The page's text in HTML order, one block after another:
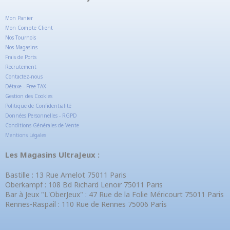
Mon Panier
Mon Compte Client
Nos Tournois
Nos Magasins
Frais de Ports
Recrutement
Contactez-nous
Détaxe - Free TAX
Gestion des Cookies
Politique de Confidentialité
Données Personnelles - RGPD
Conditions Générales de Vente
Mentions Légales
Les Magasins UltraJeux :
Bastille : 13 Rue Amelot 75011 Paris
Oberkampf : 108 Bd Richard Lenoir 75011 Paris
Bar à Jeux "L'OberJeux" : 47 Rue de la Folie Méricourt 75011 Paris
Rennes-Raspail : 110 Rue de Rennes 75006 Paris